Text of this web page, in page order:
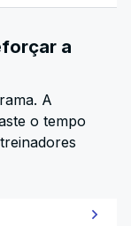
a
A
o tempo